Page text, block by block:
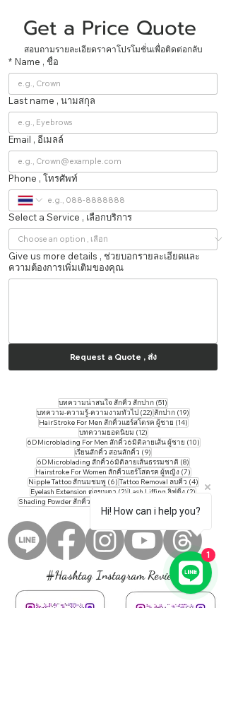
สอบถามรายละเอียดราคาโปรโมชั่นเพื่อติดต่อกลับ
* Name , ชื่อ
Last name , นามสกุล
Email , อีเมลล์
Phone , โทรศัพท์
Select a Service , เลือกบริการ
Give us more details , ช่วยบอกรายละเอียดและ
ความต้องการเพิ่มเติมของคุณ
Request a Quote , ส่ง
บทความน่าสนใจ สักคิ้ว สักปาก (51)51 กระทู้
บทความ-ความรู้-ความงามทั่วไป (22)22 กระทู้
สักปาก (19)19 กระทู้
HairStroke For Men สักคิ้วแฮร์สโตรค ผู้ชาย (14)14 กระทู้
บทความยอดนิยม (12)12 กระทู้
6DMicroblading For Men สักคิ้ว6มิติลายเส้น ผู้ชาย (10)10 กระทู้
เรียนสักคิ้ว สอนสักคิ้ว (9)9 กระทู้
6DMicroblading สักคิ้ว6มิติลายเส้นธรรมชาติ (8)8 กระทู้
Hairstroke For Women สักคิ้วแฮร์โสตรค ผู้หญิง (7)7 กระทู้
Nipple Tattoo สักนมชมพู (6)6 กระทู้
Tattoo ​Removal ลบคิ้ว (4)4 กระทู้
Eyelash Extension ต่อขนตา (2)2 กระทู้
Lash Liffing ลิฟติ้ง (2)2 กระทู้
Shading Powder สักคิ้วสีฝุ่น
#Hashtag Instagram Review
Hi! How can i help you?
1